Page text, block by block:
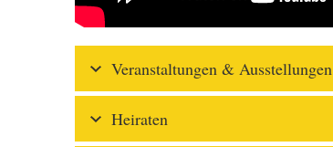
Veranstaltungen & Ausstellungen
Heiraten